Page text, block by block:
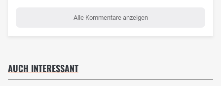
Alle Kommentare anzeigen
AUCH INTERESSANT